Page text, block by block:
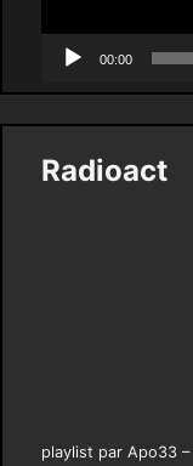
00:00
Radioact
playlist par Apo33 –